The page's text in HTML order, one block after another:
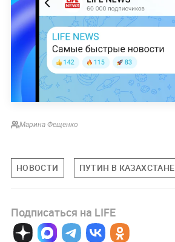
Марина Фещенко
НОВОСТИ ПУТИН В КАЗАХСТАНЕ
Подписаться на LIFE